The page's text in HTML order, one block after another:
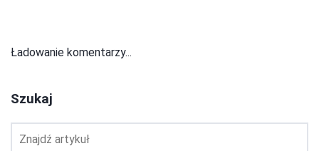
Ładowanie komentarzy...
Szukaj